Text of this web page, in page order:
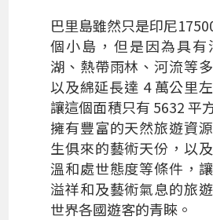
巴里島雖然只是印尼
個小島，但是因為具有
湖、熱帶雨林、河流等
以及綿延長達 4 萬公里
讓這個面積只有 5632 平
擁有豐富的天然旅遊資
生俱來的藝術天份，以
溫和處世態度等條件，
溢祥和及藝術氣息的旅
世界各國遊客的青睞。